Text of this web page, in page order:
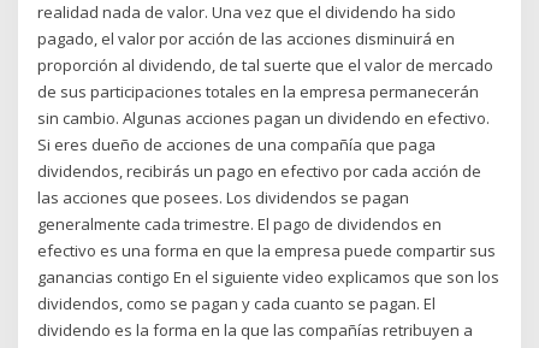
realidad nada de valor. Una vez que el dividendo ha sido
pagado, el valor por acción de las acciones disminuirá en
proporción al dividendo, de tal suerte que el valor de mercado
de sus participaciones totales en la empresa permanecerán
sin cambio. Algunas acciones pagan un dividendo en efectivo.
Si eres dueño de acciones de una compañía que paga
dividendos, recibirás un pago en efectivo por cada acción de
las acciones que posees. Los dividendos se pagan
generalmente cada trimestre. El pago de dividendos en
efectivo es una forma en que la empresa puede compartir sus
ganancias contigo En el siguiente video explicamos que son los
dividendos, como se pagan y cada cuanto se pagan. El
dividendo es la forma en la que las compañías retribuyen a